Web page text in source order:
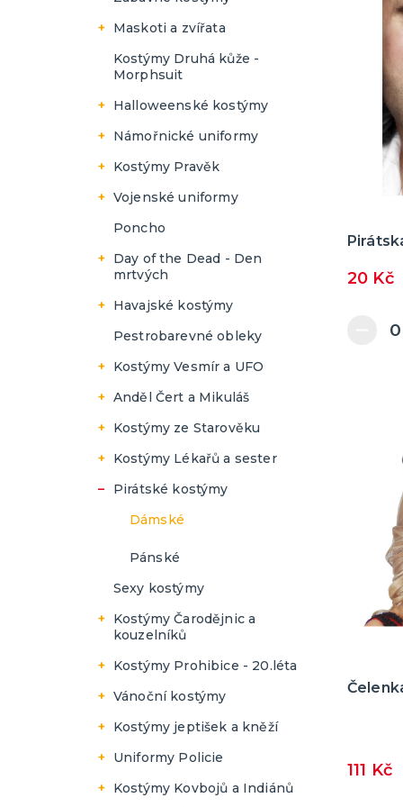
Pánské
Maskoti a zvířata
Dámské
Pánské
Kostýmy Druhá kůže -
Morphsuit
Halloweenské kostýmy
Dámské
Pánské
Námořnické uniformy
Dámské
Pánské
Kostýmy Pravěk
Dámské
Pánské
Vojenské uniformy
Dámské
Pánské
Poncho
Day of the Dead - Den
mrtvých
Dámské
Pánské
Havajské kostýmy
Dámské
Pánské
Pestrobarevné obleky
Kostýmy Vesmír a UFO
Dámské
Pánské
Anděl Čert a Mikuláš
Dámské
Pánské
Kostýmy ze Starověku
Dámské
Pánské
Kostýmy Lékařů a sester
Dámské
Pánské
Pirátské kostýmy
Dámské
Pánské
Sexy kostýmy
Kostýmy Čarodějnic a
kouzelníků
Dámské
Pánské
Kostýmy Prohibice - 20.léta
Dámské
Pánské
Vánoční kostýmy
Dámské
Pánské
Kostýmy jeptišek a kněží
Dámské
Pánské
Uniformy Policie
Dámské
Kostýmy Kovbojů a Indiánů
20 Kč
111 Kč